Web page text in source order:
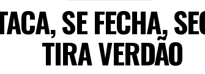
SE FECHA,
TIRA VERDÃO